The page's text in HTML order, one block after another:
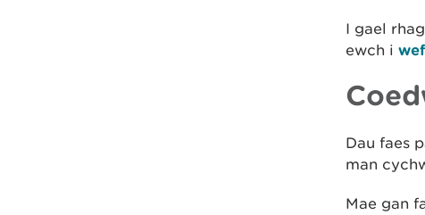
I gael
ewch i
Dau faes
man
Mae gan